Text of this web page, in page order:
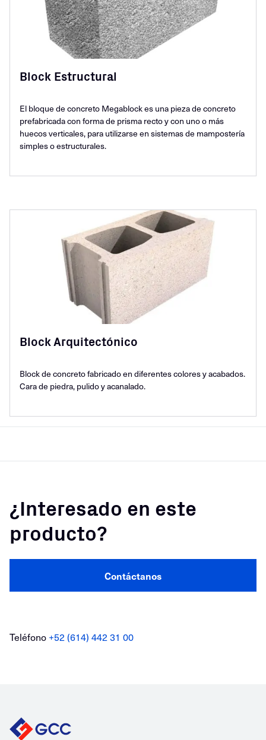
Block Estructural
El bloque de concreto Megablock es una pieza de concreto
prefabricada con forma de prisma recto y con uno o más
huecos verticales, para utilizarse en sistemas de mampostería
simples o estructurales.
Block Arquitectónico
Block de concreto fabricado en diferentes colores y acabados.
Cara de piedra, pulido y acanalado.
¿Interesado en este
producto?
Contáctanos
Teléfono +52 (614) 442 31 00